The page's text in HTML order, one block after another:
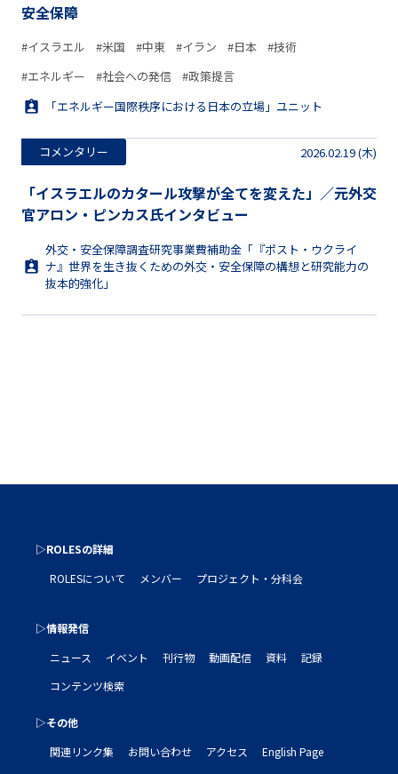
安全保障
#イスラエル #米国 #中東 #イラン #日本
#技術
#エネルギー
#社会への発信
#政策提言
「エネルギー国際秩序における日本の立場」ユニット
コメンタリー 2026.02.19 (木)
「イスラエルのカタール攻撃が全てを変えた」／元外交
官アロン・ピンカス氏インタビュー
外交・安全保障調査研究事業費補助金「『ポスト・ウクライ
ナ』世界を生き抜くための外交・安全保障の構想と研究能力の
抜本的強化」
▷ROLESの詳細
ROLESについて
メンバー プロジェクト・分科会
▷情報発信
ニュース
イベント 刊行物 動画配信 資料
記録
コンテンツ検索
▷その他
関連リンク集
お問い合わせ アクセス English Page